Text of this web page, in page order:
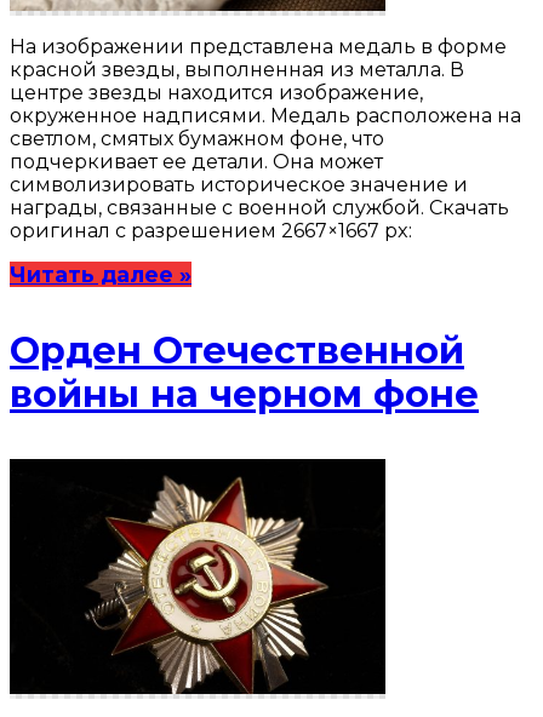
На изображении представлена медаль в форме
красной звезды, выполненная из металла. В
центре звезды находится изображение,
окруженное надписями. Медаль расположена на
светлом, смятых бумажном фоне, что
подчеркивает ее детали. Она может
символизировать историческое значение и
награды, связанные с военной службой. Скачать
оригинал с разрешением 2667×1667 px:
Читать далее »
Орден Отечественной
войны на черном фоне